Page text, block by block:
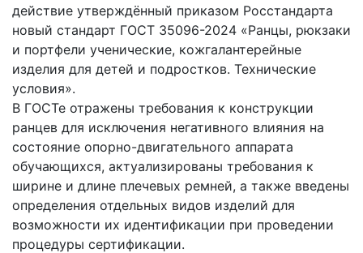
действие утверждённый приказом Росстандарта
новый стандарт ГОСТ 35096-2024 «Ранцы, рюкзаки
и портфели ученические, кожгалантерейные
изделия для детей и подростков. Технические
условия».
В ГОСТе отражены требования к конструкции
ранцев для исключения негативного влияния на
состояние опорно-двигательного аппарата
обучающихся, актуализированы требования к
ширине и длине плечевых ремней, а также введены
определения отдельных видов изделий для
возможности их идентификации при проведении
процедуры сертификации.